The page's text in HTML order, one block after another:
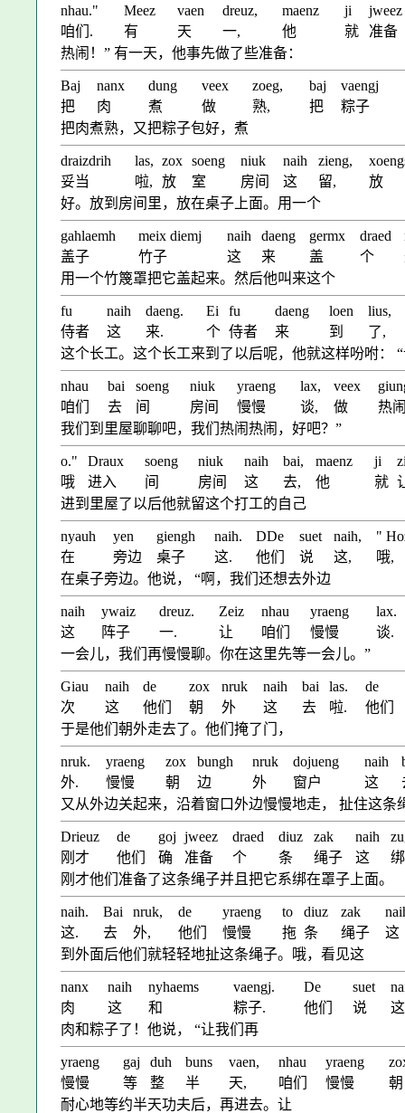
nhau." Meez vaen dreuz, maenz ji
jweez
咱们.
有 天 一, 他 就
准备
热闹！” 有一天，他事先做了些准备：
Baj nanx dung veex zoeg, baj
vaengj
把
肉 煮 做 熟, 把
粽子
把肉煮熟，又把粽子包好，煮
draizdrih las, zox soeng niuk naih zieng,
妥当
啦, 放 室 房间 这 留,
放
好。放到房间里，放在桌子上面。用一个
gahlaemh meix diemj naih daeng germx draed
盖子
竹子 这 来 盖 个
用一个竹篾罩把它盖起来。然后他叫来这个
fu naih daeng. Ei fu daeng loen
lius,
侍者
这 来. 个 侍者 来 到
了,
这个长工。这个长工来到了以后呢，他就这样吩咐：
nhau bai soeng niuk yraeng lax, veex
咱们
去 间 房间 慢慢 谈, 做
热
我们到里屋聊聊吧，我们热闹热闹，好吧？”
o." Draux soeng niuk naih bai, maenz ji
哦
进入 间 房间 这 去, 他 就
进到里屋了以后他就留这个打工的自己
nyauh yen giengh naih. DDe suet naih,
"
在
旁边 桌子 这. 他们 说 这,
哦,
在桌子旁边。他说， “啊，我们还想去外边
naih ywaiz dreuz. Zeiz nhau yraeng
lax.
这
阵子 一. 让 咱们 慢慢
谈.
一会儿，我们再慢慢聊。你在这里先等一会儿。”
Giau naih de zox nruk naih bai las.
de
次
这 他们 朝 外 这 去 啦.
他们
于是他们朝外走去了。他们掩了门，
nruk. yraeng zox bungh nruk dojueng naih
外.
慢慢 朝 边 外 窗户 这
又从外边关起来，沿着窗口外边慢慢地走， 扯住这条
Drieuz de goj jweez draed diuz zak naih
刚才
他们 确 准备 个 条 绳子 这
绑
刚才他们准备了这条绳子并且把它系绑在罩子上面。
naih. Bai nruk, de yraeng to diuz zak
这.
去 外, 他们 慢慢 拖 条 绳子
这
到外面后他们就轻轻地扯这条绳子。哦，看见这
nanx naih nyhaems vaengj. De suet
肉
这 和 粽子. 他们 说
肉和粽子了！他说， “让我们再
yraeng gaj duh buns vaen, nhau yraeng
慢慢
等 整 半 天, 咱们 慢慢
朝
耐心地等约半天功夫后，再进去。让